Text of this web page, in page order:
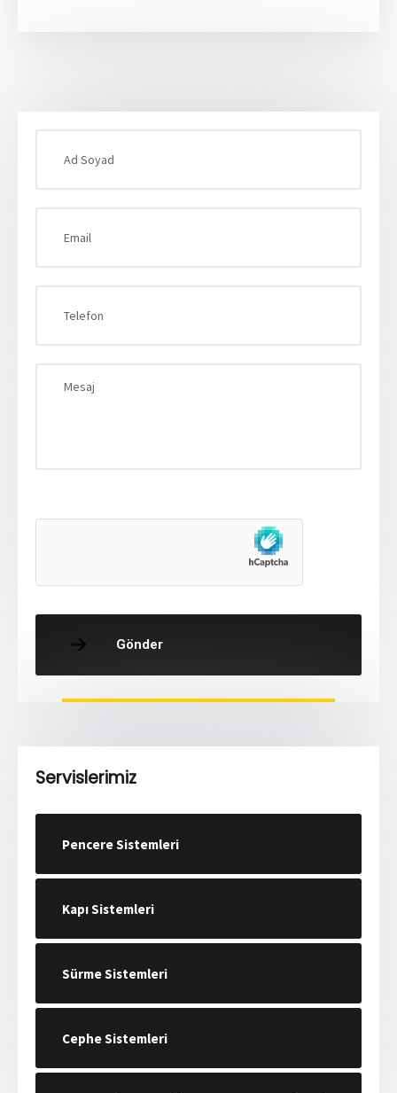
Gönder
Servislerimiz
Pencere Sistemleri
Kapı Sistemleri
Sürme Sistemleri
Cephe Sistemleri